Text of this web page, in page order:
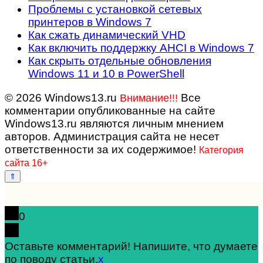
Проблемы с установкой сетевых
принтеров в Windows 7
Как сжать динамический VHD
Как включить поддержку AHCI в Windows 7
Как скрыть отдельные обновления
Windows 11 и 10 в PowerShell
© 2026 Windows13.ru Внимание!!! Все
комментарии опубликованные на сайте
Windows13.ru являются личным мнением
авторов. Администрация сайта не несет
ответственности за их содержимое! Категория
сайта 16+
0
Оставьте комментарий! Напишите, что думаете
по поводу статьи.x